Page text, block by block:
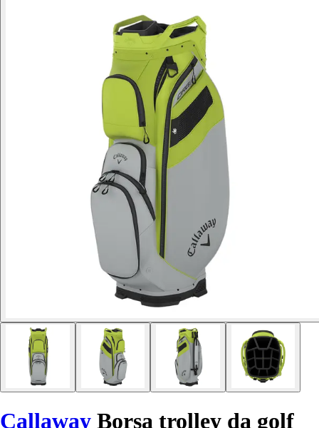
Callaway Borsa trolley da golf